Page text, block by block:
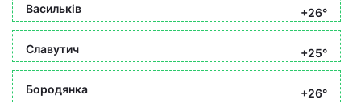
Васильків +26°
Славутич +25°
Бородянка
+26°